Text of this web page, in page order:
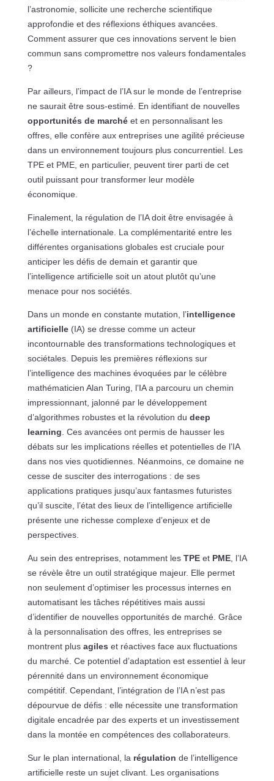
l’astronomie, sollicite une recherche scientifique
approfondie et des réflexions éthiques avancées.
Comment assurer que ces innovations servent le bien
commun sans compromettre nos valeurs fondamentales
?
Par ailleurs, l’impact de l’IA sur le monde de l’entreprise
ne saurait être sous-estimé. En identifiant de nouvelles
opportunités de marchéet en personnalisant les
offres, elle confère aux entreprises une agilité précieuse
dans un environnement toujours plus concurrentiel. Les
TPE et PME, en particulier, peuvent tirer parti de cet
outil puissant pour transformer leur modèle
économique.
Finalement, la régulation de l’IA doit être envisagée à
l’échelle internationale. La complémentarité entre les
différentes organisations globales est cruciale pour
anticiper les défis de demain et garantir que
l’intelligence artificielle soit un atout plutôt qu’une
menace pour nos sociétés.
Dans un monde en constante mutation, l’intelligence
artificielle(IA) se dresse comme un acteur
incontournable des transformations technologiques et
sociétales. Depuis les premières réflexions sur
l’intelligence des machines évoquées par le célèbre
mathématicien Alan Turing, l’IA a parcouru un chemin
impressionnant, jalonné par le développement
d’algorithmes robustes et la révolution du deep
learning . Ces avancées ont permis de hausser les
débats sur les implications réelles et potentielles de l’IA
dans nos vies quotidiennes. Néanmoins, ce domaine ne
cesse de susciter des interrogations : de ses
applications pratiques jusqu’aux fantasmes futuristes
qu’il suscite, l’état des lieux de l’intelligence artificielle
présente une richesse complexe d’enjeux et de
perspectives.
Au sein des entreprises, notamment les TPEet PME, l’IA
se révèle être un outil stratégique majeur. Elle permet
non seulement d’optimiser les processus internes en
automatisant les tâches répétitives mais aussi
d’identifier de nouvelles opportunités de marché. Grâce
à la personnalisation des offres, les entreprises se
montrent plus agiles et réactives face aux fluctuations
du marché. Ce potentiel d’adaptation est essentiel à leur
pérennité dans un environnement économique
compétitif. Cependant, l’intégration de l’IA n’est pas
dépourvue de défis : elle nécessite une transformation
digitale encadrée par des experts et un investissement
dans la montée en compétences des collaborateurs.
Sur le plan international, la régulation de l’intelligence
artificielle reste un sujet clivant. Les organisations